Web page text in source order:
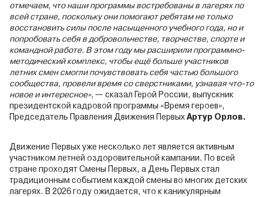
отмечаем, что наши программы востребованы в лагерях по
всей стране, поскольку они помогают ребятам не только
восстановить силы после насыщенного учебного года, но и
попробовать себя в добровольчестве, творчестве, спорте и
командной работе. В этом году мы расширили программно-
методический комплекс, чтобы ещё больше участников
летних смен смогли почувствовать себя частью большого
сообщества, провели время со сверстниками, узнавая что-то
новое и интересное», — сказал Герой России, выпускник
президентской кадровой программы «Время героев»,
Председатель Правления Движения ПервыхАртур Орлов.
Движение Первых уже несколько лет является активным
участником летней оздоровительной кампании. По всей
стране проходят Смены Первых, а День Первых стал
традиционным событием каждой смены во многих детских
лагерях. В 2026 году ожидается, что к каникулярным